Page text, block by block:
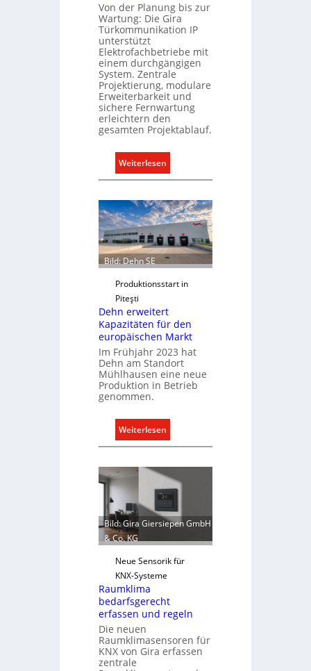
a
l
e
U
n
t
e
r
ü
d
e
Von der Planung bis zur
Wartung: Die Gira
Türkommunikation IP
unterstützt
Elektrofachbetriebe mit
einem durchgängigen
System. Zentrale
Projektierung, modulare
Erweiterbarkeit und
sichere Fernwartung
erleichtern den
gesamten Projektablauf.
Weiterlesen:
T
r
k
o
m
m
i
k
a
t
i
o
t
y
s
t
e
m
.
Bild: Dehn SE
Produktionsstart in
Piteşti
Dehn erweitert
Kapazitäten für den
europäischen Markt
Im Frühjahr 2023 hat
Dehn am Standort
Mühlhausen eine neue
Produktion in Betrieb
genommen.
Weiterlesen:
D
h
n
e
r
w
e
i
t
r
t
a
Bild: Gira Giersiepen GmbH
& Co. KG
Neue Sensorik für
KNX-Systeme
Raumklima
bedarfsgerecht
erfassen und regeln
Die neuen
Raumklimasensoren für
KNX von Gira erfassen
zentrale